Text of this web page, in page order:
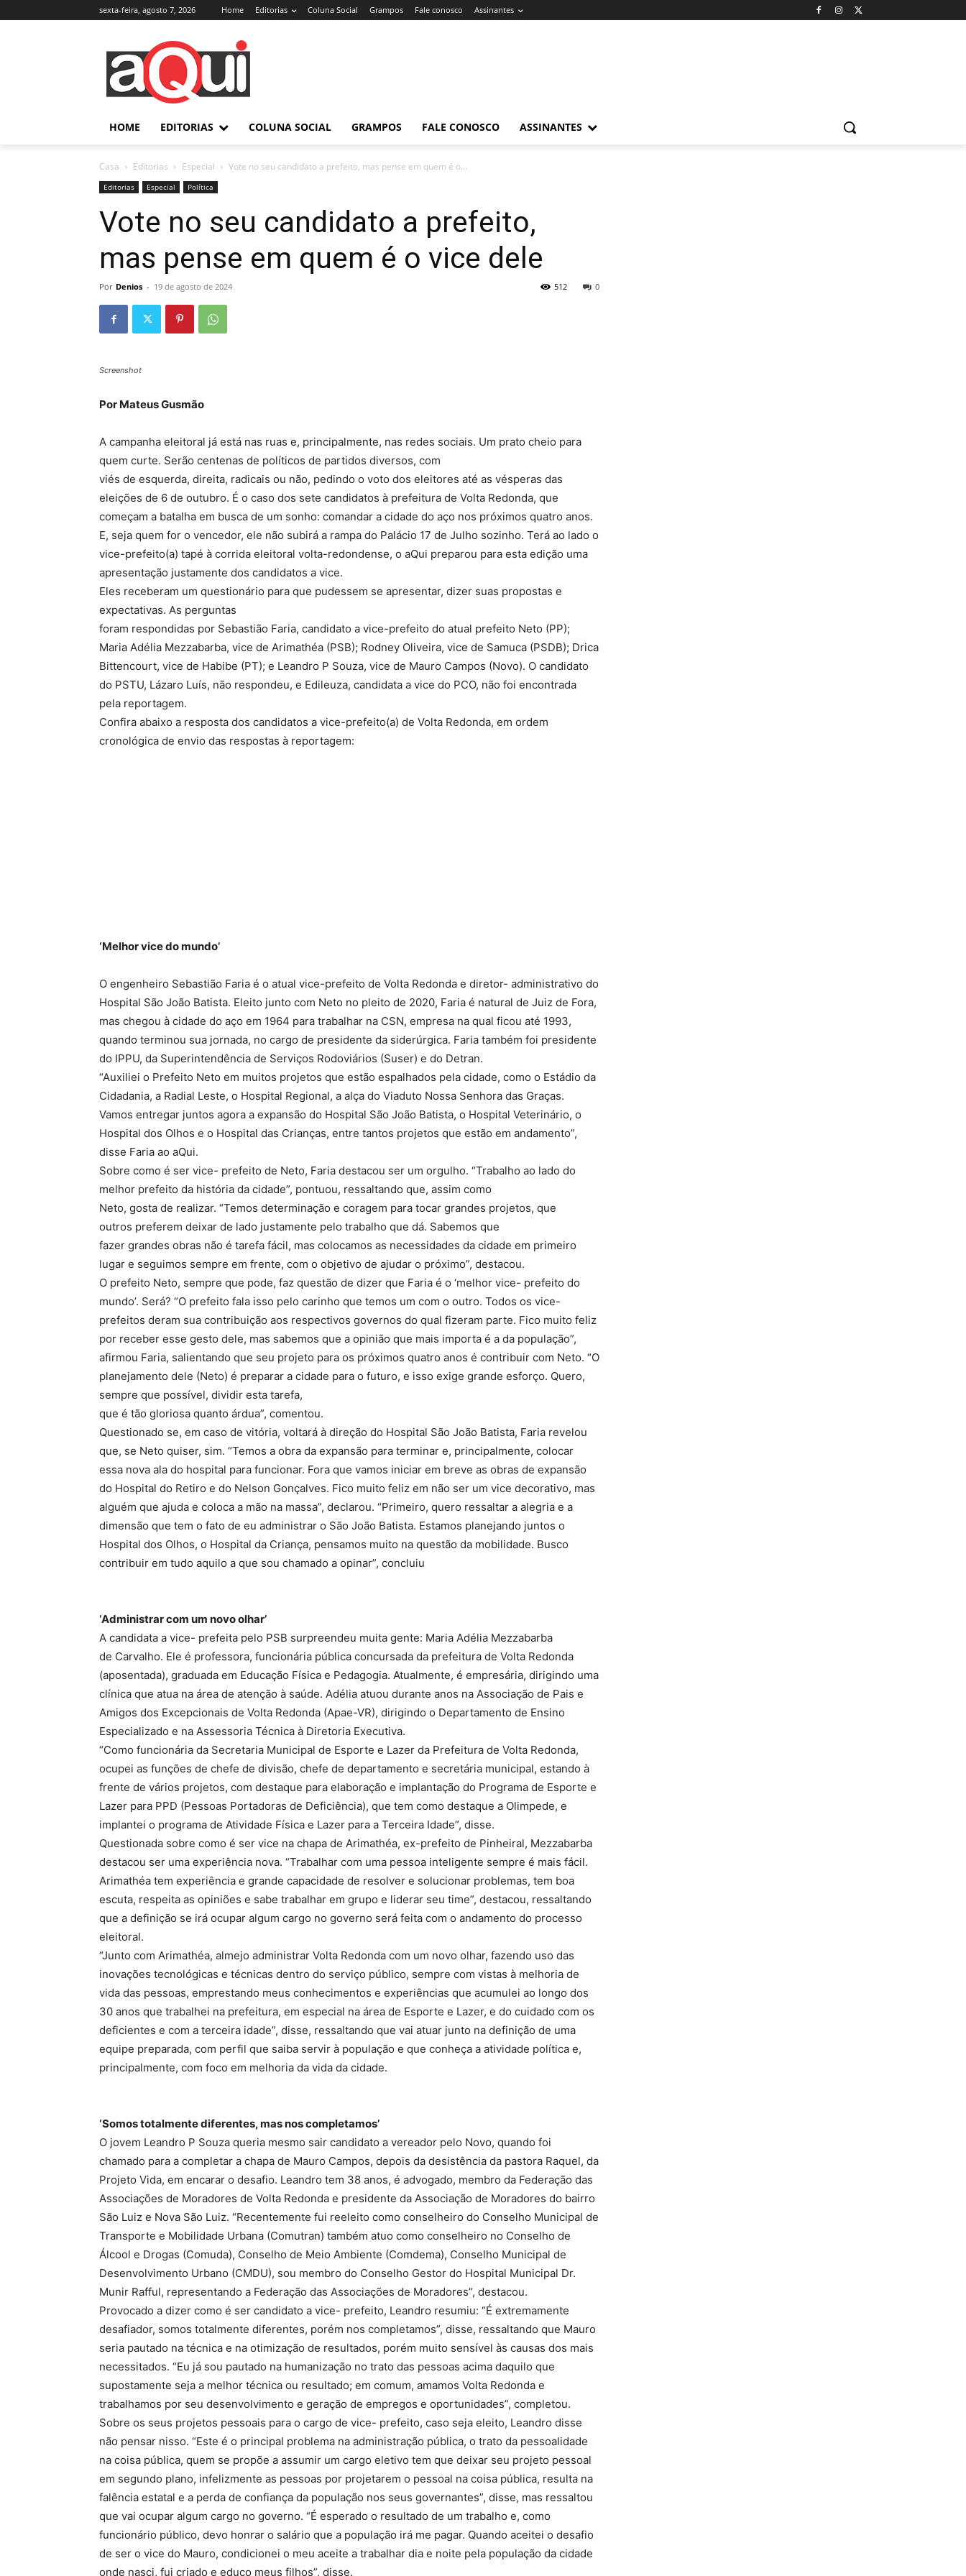
sexta-feira, agosto 7, 2026 Home Editorias Coluna Social Grampos Fale conosco Assinantes
HOME EDITORIAS COLUNA SOCIAL GRAMPOS FALE CONOSCO ASSINANTES
Casa Editorias Especial Vote no seu candidato a prefeito, mas pense em quem é o...
Editorias Especial Política
Vote no seu candidato a prefeito,
mas pense em quem é o vice dele
Por Denios - 19 de agosto de 2024 0
512
Screenshot
Por Mateus Gusmão
A campanha eleitoral já está nas ruas e, principalmente, nas redes sociais. Um prato cheio para
quem curte. Serão centenas de políticos de partidos diversos, com
viés de esquerda, direita, radicais ou não, pedindo o voto dos eleitores até as vésperas das
eleições de 6 de outubro. É o caso dos sete candidatos à prefeitura de Volta Redonda, que
começam a batalha em busca de um sonho: comandar a cidade do aço nos próximos quatro anos.
E, seja quem for o vencedor, ele não subirá a rampa do Palácio 17 de Julho sozinho. Terá ao lado o
vice-prefeito(a) tapé à corrida eleitoral volta-redondense, o aQui preparou para esta edição uma
apresentação justamente dos candidatos a vice.
Eles receberam um questionário para que pudessem se apresentar, dizer suas propostas e
expectativas. As perguntas
foram respondidas por Sebastião Faria, candidato a vice-prefeito do atual prefeito Neto (PP);
Maria Adélia Mezzabarba, vice de Arimathéa (PSB); Rodney Oliveira, vice de Samuca (PSDB); Drica
Bittencourt, vice de Habibe (PT); e Leandro P Souza, vice de Mauro Campos (Novo). O candidato
do PSTU, Lázaro Luís, não respondeu, e Edileuza, candidata a vice do PCO, não foi encontrada
pela reportagem.
Confira abaixo a resposta dos candidatos a vice-prefeito(a) de Volta Redonda, em ordem
cronológica de envio das respostas à reportagem:
‘Melhor vice do mundo’
O engenheiro Sebastião Faria é o atual vice-prefeito de Volta Redonda e diretor- administrativo do
Hospital São João Batista. Eleito junto com Neto no pleito de 2020, Faria é natural de Juiz de Fora,
mas chegou à cidade do aço em 1964 para trabalhar na CSN, empresa na qual ficou até 1993,
quando terminou sua jornada, no cargo de presidente da siderúrgica. Faria também foi presidente
do IPPU, da Superintendência de Serviços Rodoviários (Suser) e do Detran.
“Auxiliei o Prefeito Neto em muitos projetos que estão espalhados pela cidade, como o Estádio da
Cidadania, a Radial Leste, o Hospital Regional, a alça do Viaduto Nossa Senhora das Graças.
Vamos entregar juntos agora a expansão do Hospital São João Batista, o Hospital Veterinário, o
Hospital dos Olhos e o Hospital das Crianças, entre tantos projetos que estão em andamento”,
disse Faria ao aQui.
Sobre como é ser vice- prefeito de Neto, Faria destacou ser um orgulho. “Trabalho ao lado do
melhor prefeito da história da cidade”, pontuou, ressaltando que, assim como
Neto, gosta de realizar. “Temos determinação e coragem para tocar grandes projetos, que
outros preferem deixar de lado justamente pelo trabalho que dá. Sabemos que
fazer grandes obras não é tarefa fácil, mas colocamos as necessidades da cidade em primeiro
lugar e seguimos sempre em frente, com o objetivo de ajudar o próximo”, destacou.
O prefeito Neto, sempre que pode, faz questão de dizer que Faria é o ‘melhor vice- prefeito do
mundo’. Será? “O prefeito fala isso pelo carinho que temos um com o outro. Todos os vice-
prefeitos deram sua contribuição aos respectivos governos do qual fizeram parte. Fico muito feliz
por receber esse gesto dele, mas sabemos que a opinião que mais importa é a da população”,
afirmou Faria, salientando que seu projeto para os próximos quatro anos é contribuir com Neto. “O
planejamento dele (Neto) é preparar a cidade para o futuro, e isso exige grande esforço. Quero,
sempre que possível, dividir esta tarefa,
que é tão gloriosa quanto árdua”, comentou.
Questionado se, em caso de vitória, voltará à direção do Hospital São João Batista, Faria revelou
que, se Neto quiser, sim. “Temos a obra da expansão para terminar e, principalmente, colocar
essa nova ala do hospital para funcionar. Fora que vamos iniciar em breve as obras de expansão
do Hospital do Retiro e do Nelson Gonçalves. Fico muito feliz em não ser um vice decorativo, mas
alguém que ajuda e coloca a mão na massa”, declarou. “Primeiro, quero ressaltar a alegria e a
dimensão que tem o fato de eu administrar o São João Batista. Estamos planejando juntos o
Hospital dos Olhos, o Hospital da Criança, pensamos muito na questão da mobilidade. Busco
contribuir em tudo aquilo a que sou chamado a opinar”, concluiu
‘Administrar com um novo olhar’
A candidata a vice- prefeita pelo PSB surpreendeu muita gente: Maria Adélia Mezzabarba
de Carvalho. Ele é professora, funcionária pública concursada da prefeitura de Volta Redonda
(aposentada), graduada em Educação Física e Pedagogia. Atualmente, é empresária, dirigindo uma
clínica que atua na área de atenção à saúde. Adélia atuou durante anos na Associação de Pais e
Amigos dos Excepcionais de Volta Redonda (Apae-VR), dirigindo o Departamento de Ensino
Especializado e na Assessoria Técnica à Diretoria Executiva.
“Como funcionária da Secretaria Municipal de Esporte e Lazer da Prefeitura de Volta Redonda,
ocupei as funções de chefe de divisão, chefe de departamento e secretária municipal, estando à
frente de vários projetos, com destaque para elaboração e implantação do Programa de Esporte e
Lazer para PPD (Pessoas Portadoras de Deficiência), que tem como destaque a Olimpede, e
implantei o programa de Atividade Física e Lazer para a Terceira Idade”, disse.
Questionada sobre como é ser vice na chapa de Arimathéa, ex-prefeito de Pinheiral, Mezzabarba
destacou ser uma experiência nova. “Trabalhar com uma pessoa inteligente sempre é mais fácil.
Arimathéa tem experiência e grande capacidade de resolver e solucionar problemas, tem boa
escuta, respeita as opiniões e sabe trabalhar em grupo e liderar seu time”, destacou, ressaltando
que a definição se irá ocupar algum cargo no governo será feita com o andamento do processo
eleitoral.
“Junto com Arimathéa, almejo administrar Volta Redonda com um novo olhar, fazendo uso das
inovações tecnológicas e técnicas dentro do serviço público, sempre com vistas à melhoria de
vida das pessoas, emprestando meus conhecimentos e experiências que acumulei ao longo dos
30 anos que trabalhei na prefeitura, em especial na área de Esporte e Lazer, e do cuidado com os
deficientes e com a terceira idade”, disse, ressaltando que vai atuar junto na definição de uma
equipe preparada, com perfil que saiba servir à população e que conheça a atividade política e,
principalmente, com foco em melhoria da vida da cidade.
‘Somos totalmente diferentes, mas nos completamos’
O jovem Leandro P Souza queria mesmo sair candidato a vereador pelo Novo, quando foi
chamado para a completar a chapa de Mauro Campos, depois da desistência da pastora Raquel, da
Projeto Vida, em encarar o desafio. Leandro tem 38 anos, é advogado, membro da Federação das
Associações de Moradores de Volta Redonda e presidente da Associação de Moradores do bairro
São Luiz e Nova São Luiz. “Recentemente fui reeleito como conselheiro do Conselho Municipal de
Transporte e Mobilidade Urbana (Comutran) também atuo como conselheiro no Conselho de
Álcool e Drogas (Comuda), Conselho de Meio Ambiente (Comdema), Conselho Municipal de
Desenvolvimento Urbano (CMDU), sou membro do Conselho Gestor do Hospital Municipal Dr.
Munir Rafful, representando a Federação das Associações de Moradores”, destacou.
Provocado a dizer como é ser candidato a vice- prefeito, Leandro resumiu: “É extremamente
desafiador, somos totalmente diferentes, porém nos completamos”, disse, ressaltando que Mauro
seria pautado na técnica e na otimização de resultados, porém muito sensível às causas dos mais
necessitados. “Eu já sou pautado na humanização no trato das pessoas acima daquilo que
supostamente seja a melhor técnica ou resultado; em comum, amamos Volta Redonda e
trabalhamos por seu desenvolvimento e geração de empregos e oportunidades”, completou.
Sobre os seus projetos pessoais para o cargo de vice- prefeito, caso seja eleito, Leandro disse
não pensar nisso. “Este é o principal problema na administração pública, o trato da pessoalidade
na coisa pública, quem se propõe a assumir um cargo eletivo tem que deixar seu projeto pessoal
em segundo plano, infelizmente as pessoas por projetarem o pessoal na coisa pública, resulta na
falência estatal e a perda de confiança da população nos seus governantes”, disse, mas ressaltou
que vai ocupar algum cargo no governo. “É esperado o resultado de um trabalho e, como
funcionário público, devo honrar o salário que a população irá me pagar. Quando aceitei o desafio
de ser o vice do Mauro, condicionei o meu aceite a trabalhar dia e noite pela população da cidade
onde nasci, fui criado e educo meus filhos”, disse.